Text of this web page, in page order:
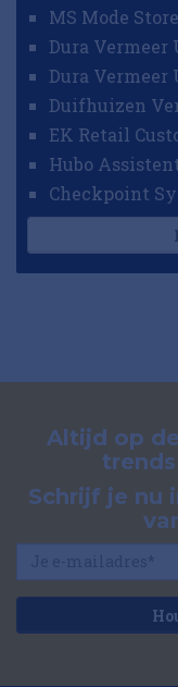
MS Mode
Dura Vermeer
Dura
Duifhuizen
EK Retail
Hubo
Altijd op
Schrijf je nu